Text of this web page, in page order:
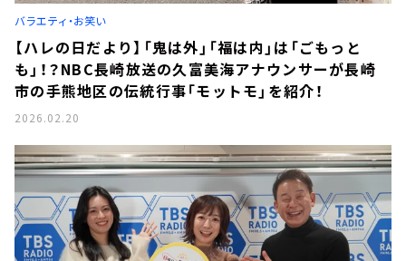
バラエティ・お笑い
【ハレの日だより】「鬼は外」「福は内」は「ごもっと
も」！？NBC長崎放送の久富美海アナウンサーが長崎
市の手熊地区の伝統行事「モットモ」を紹介！
2026.02.20